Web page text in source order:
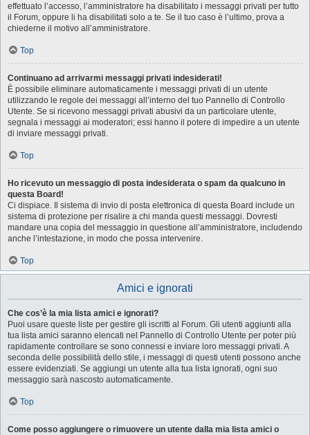
effettuato l’accesso, l’amministratore ha disabilitato i messaggi privati per tutto
il Forum, oppure li ha disabilitati solo a te. Se il tuo caso è l’ultimo, prova a
chiederne il motivo all’amministratore.
Top
Continuano ad arrivarmi messaggi privati indesiderati!
È possibile eliminare automaticamente i messaggi privati ​​di un utente
utilizzando le regole dei messaggi all’interno del tuo Pannello di Controllo
Utente. Se si ricevono messaggi privati ​​abusivi da un particolare utente,
segnala i messaggi ai moderatori; essi hanno il potere di impedire a un utente
di inviare messaggi privati​​.
Top
Ho ricevuto un messaggio di posta indesiderata o spam da qualcuno in
questa Board!
Ci dispiace. Il sistema di invio di posta elettronica di questa Board include un
sistema di protezione per risalire a chi manda questi messaggi. Dovresti
mandare una copia del messaggio in questione all’amministratore, includendo
anche l’intestazione, in modo che possa intervenire.
Top
Amici e ignorati
Che cos’è la mia lista amici e ignorati?
Puoi usare queste liste per gestire gli iscritti al Forum. Gli utenti aggiunti alla
tua lista amici saranno elencati nel Pannello di Controllo Utente per poter più
rapidamente controllare se sono connessi e inviare loro messaggi privati. A
seconda delle possibilità dello stile, i messaggi di questi utenti possono anche
essere evidenziati. Se aggiungi un utente alla tua lista ignorati, ogni suo
messaggio sarà nascosto automaticamente.
Top
Come posso aggiungere o rimuovere un utente dalla mia lista amici o